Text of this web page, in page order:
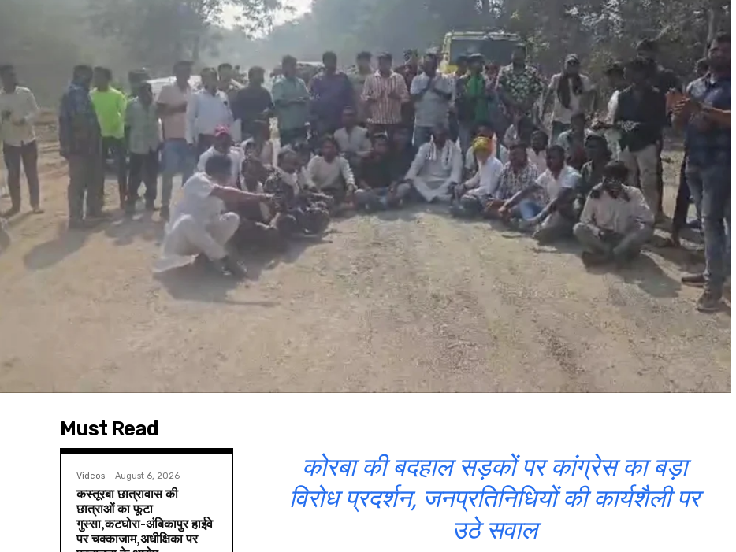
Must Read
Videos August 6, 2026
कस्तूरबा छात्रावास की
छात्राओं का फूटा
गुस्सा,कटघोरा-अंबिकापुर हाईवे
पर चक्काजाम,अधीक्षिका पर
कोरबा की बदहाल सड़कों पर कांग्रेस का बड़ा
विरोध प्रदर्शन, जनप्रतिनिधियों की कार्यशैली पर
उठे सवाल